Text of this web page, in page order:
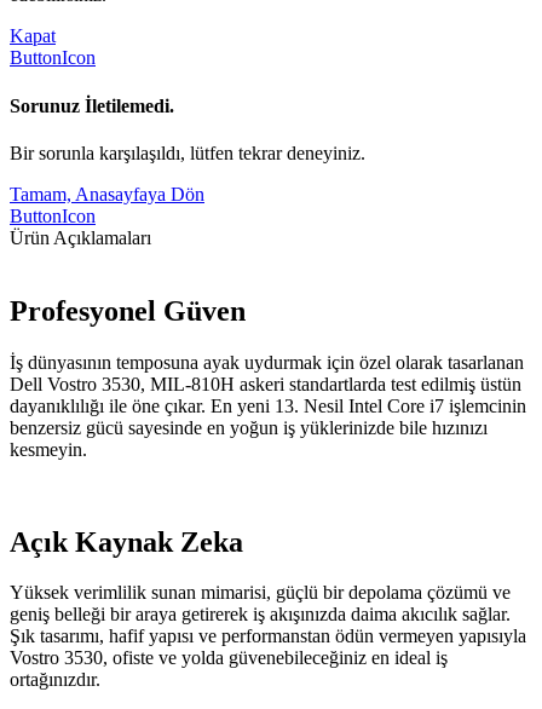
Kapat
ButtonIcon
Sorunuz İletilemedi.
Bir sorunla karşılaşıldı, lütfen tekrar deneyiniz.
Tamam, Anasayfaya Dön
ButtonIcon
Ürün Açıklamaları
Profesyonel Güven
İş dünyasının temposuna ayak uydurmak için özel olarak tasarlanan
Dell Vostro 3530, MIL-810H askeri standartlarda test edilmiş üstün
dayanıklılığı ile öne çıkar. En yeni 13. Nesil Intel Core i7 işlemcinin
benzersiz gücü sayesinde en yoğun iş yüklerinizde bile hızınızı
kesmeyin.
Açık Kaynak Zeka
Yüksek verimlilik sunan mimarisi, güçlü bir depolama çözümü ve
geniş belleği bir araya getirerek iş akışınızda daima akıcılık sağlar.
Şık tasarımı, hafif yapısı ve performanstan ödün vermeyen yapısıyla
Vostro 3530, ofiste ve yolda güvenebileceğiniz en ideal iş
ortağınızdır.